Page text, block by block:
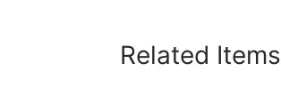
Related Items